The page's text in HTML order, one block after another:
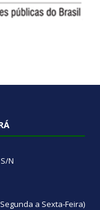
N
a Sexta-Feira)